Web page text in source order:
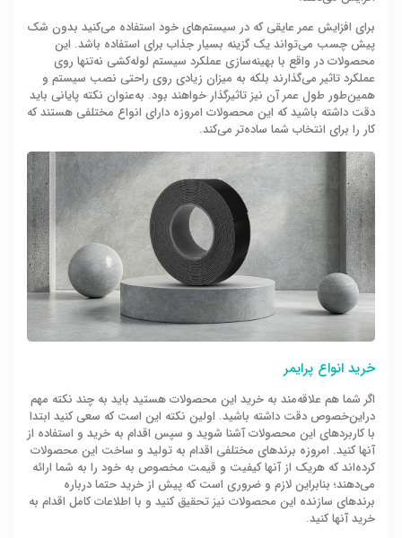
برای افزایش عمر عایقی که در سیستم‌های خود استفاده می‌کنید بدون شک
پیش چسب می‌تواند یک گزینه بسیار جذاب برای استفاده باشد. این
محصولات در واقع با بهینه‌سازی عملکرد سیستم لوله‌کشی نه‌تنها روی
عملکرد تاثیر می‌گذارند بلکه به میزان زیادی روی راحتی نصب سیستم و
همین‌طور طول عمر آن نیز تاثیرگذار خواهند بود. به‌عنوان نکته پایانی باید
دقت داشته باشید که این محصولات امروزه دارای انواع مختلفی هستند که
کار را برای انتخاب شما ساده‌تر می‌کند.
خرید انواع پرایمر
اگر شما هم علاقه‌مند به خرید این محصولات هستید باید به چند نکته مهم
دراین‌خصوص دقت داشته باشید. اولین نکته این است که سعی کنید ابتدا
با کاربردهای این محصولات آشنا شوید و سپس اقدام به خرید و استفاده از
آنها کنید. امروزه برندهای مختلفی اقدام به تولید و ساخت این محصولات
کرده‌اند که هریک از آنها کیفیت و قیمت مخصوص به خود را به شما ارائه
می‌دهند؛ بنابراین لازم و ضروری است که پیش از خرید حتما درباره
برندهای سازنده این محصولات نیز تحقیق کنید و با اطلاعات کامل اقدام به
خرید آنها کنید.